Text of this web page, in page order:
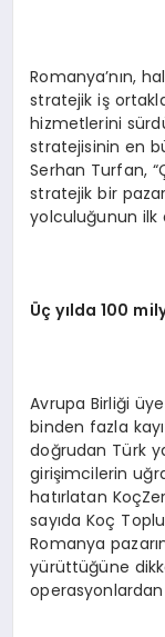
Romanya’nın,
stratejik iş
hizmetlerini
stratejisinin en
Serhan Turfan,
stratejik bir
yolculuğunun ilk
Üçyılda 100
Avrupa Birliği
binden fazla
doğrudan Türk
girişimcilerin
hatırlatan
sayıda Koç
Romanya
yürüttüğüne
operasyonlardan